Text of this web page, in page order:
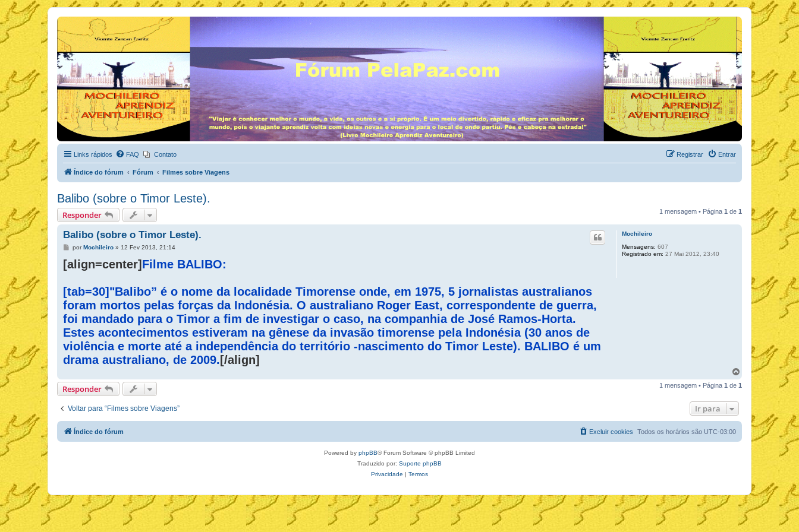
Links rápidos FAQ Contato Entrar
Registrar
Índice do fórum Fórum Filmes sobre Viagens
Balibo (sobre o Timor Leste).
Responder 1 mensagem • Página 1 de 1
Mochileiro
Mensagens: 607
Registrado em: 27 Mai 2012, 23:40
Balibo (sobre o Timor Leste).
M
n
s
e
m
porMochileiro» 12 Fev 2013, 21:14
[align=center] Filme BALIBO:
[tab=30]"Balibo” é o nome da localidade Timorense onde, em 1975, 5 jornalistas australianos
foram mortos pelas forças da Indonésia. O australiano Roger East, correspondente de guerra,
foi mandado para o Timor a fim de investigar o caso, na companhia de José Ramos-Horta.
Estes acontecimentos estiveram na gênese da invasão timorense pela Indonésia (30 anos de
violência e morte até a independência do território -nascimento do Timor Leste). BALIBO é um
drama australiano, de 2009.[/align]
l
t
Responder 1 mensagem • Página 1 de 1
Voltar para “Filmes sobre Viagens” Ir para
Índice do fórum Todos os horários são UTC-03:00
Excluir cookies
Powered by phpBB® Forum Software © phpBB Limited
Traduzido por: Suporte phpBB
Privacidade | Termos